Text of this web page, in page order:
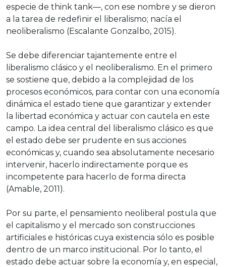
especie de think tank—, con ese nombre y se dieron
a la tarea de redefinir el liberalismo; nacía el
neoliberalismo (Escalante Gonzalbo, 2015).
Se debe diferenciar tajantemente entre el
liberalismo clásico y el neoliberalismo. En el primero
se sostiene que, debido a la complejidad de los
procesos económicos, para contar con una economía
dinámica el estado tiene que garantizar y extender
la libertad económica y actuar con cautela en este
campo. La idea central del liberalismo clásico es que
el estado debe ser prudente en sus acciones
económicas y, cuando sea absolutamente necesario
intervenir, hacerlo indirectamente porque es
incompetente para hacerlo de forma directa
(Amable, 2011).
Por su parte, el pensamiento neoliberal postula que
el capitalismo y el mercado son construcciones
artificiales e históricas cuya existencia sólo es posible
dentro de un marco institucional. Por lo tanto, el
estado debe actuar sobre la economía y, en especial,